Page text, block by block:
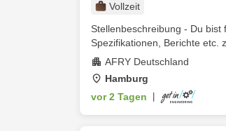
Vollzeit
Stellenbeschreibung - Du bist
Spezifikationen, Berichte etc.
AFRY Deutschland
Hamburg
vor 2 Tagen